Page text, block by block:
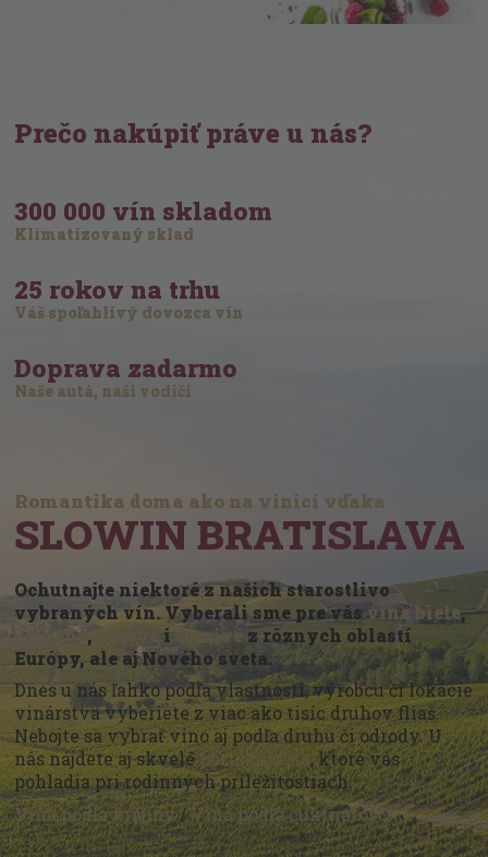
Prečo nakúpiť práve u nás?
300 000 vín skladom
Klimatizovaný sklad
25 rokov na trhu
Váš spoľahlivý dovozca vín
Doprava zadarmo
Naše autá, naši vodiči
Romantika doma ako na vinici vďaka
SLOWIN BRATISLAVA
Ochutnajte niektoré z našich starostlivo
vybraných vín. Vyberali sme pre vásvína biele,
červené, i šumivéz rôznych oblastí
Európy, ale aj Nového sveta.
Dnes u nás ľahko podľa vlastností, výrobcu či lokácie
vinárstva vyberiete z viac ako tisíc druhov fliaš.
Nebojte sa vybrať víno aj podľa druhu či odrody. U
nás nájdete aj skveléportské vína, ktoré vás
pohladia pri rodinných príležitostiach.
Vína podľa krajiny/Vína podľa cukrnatosti